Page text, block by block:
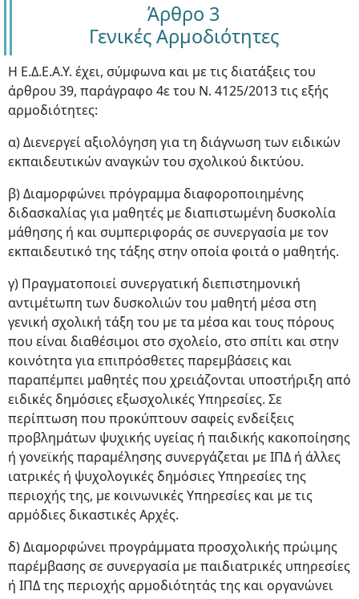
Άρθρο 3
Γενικές Αρμοδιότητες
Η Ε.Δ.Ε.Α.Υ. έχει, σύμφωνα και με τις διατάξεις του
άρθρου 39, παράγραφο 4ε του Ν. 4125/2013 τις εξής
αρμοδιότητες:
α) Διενεργεί αξιολόγηση για τη διάγνωση των ειδικών
εκπαιδευτικών αναγκών του σχολικού δικτύου.
β) Διαμορφώνει πρόγραμμα διαφοροποιημένης
διδασκαλίας για μαθητές με διαπιστωμένη δυσκολία
μάθησης ή και συμπεριφοράς σε συνεργασία με τον
εκπαιδευτικό της τάξης στην οποία φοιτά ο μαθητής.
γ) Πραγματοποιεί συνεργατική διεπιστημονική
αντιμέτωπη των δυσκολιών του μαθητή μέσα στη
γενική σχολική τάξη του με τα μέσα και τους πόρους
που είναι διαθέσιμοι στο σχολείο, στο σπίτι και στην
κοινότητα για επιπρόσθετες παρεμβάσεις και
παραπέμπει μαθητές που χρειάζονται υποστήριξη από
ειδικές δημόσιες εξωσχολικές Υπηρεσίες. Σε
περίπτωση που προκύπτουν σαφείς ενδείξεις
προβλημάτων ψυχικής υγείας ή παιδικής κακοποίησης
ή γονεϊκής παραμέλησης συνεργάζεται με ΙΠΔ ή άλλες
ιατρικές ή ψυχολογικές δημόσιες Υπηρεσίες της
περιοχής της, με κοινωνικές Υπηρεσίες και με τις
αρμόδιες δικαστικές Αρχές.
δ) Διαμορφώνει προγράμματα προσχολικής πρώιμης
παρέμβασης σε συνεργασία με παιδιατρικές υπηρεσίες
ή ΙΠΔ της περιοχής αρμοδιότητάς της και οργανώνει